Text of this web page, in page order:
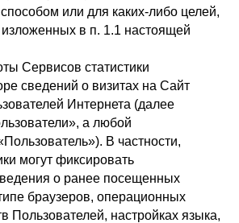
или для каких-либо целей,
в п. 1.1 настоящей
Сервисов статистики
сведений о визитах на Сайт
Интернета (далее
а любой
В частности,
могут фиксировать
о ранее посещенных
браузеров, операционных
Пользователей, настройках языка,